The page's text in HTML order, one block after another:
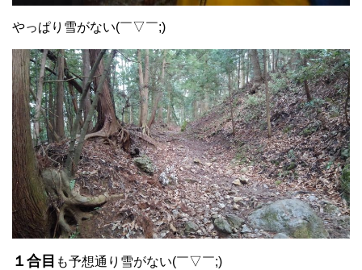
やっぱり雪がない(￣▽￣;)
１合目 も予想通り雪がない(￣▽￣;)